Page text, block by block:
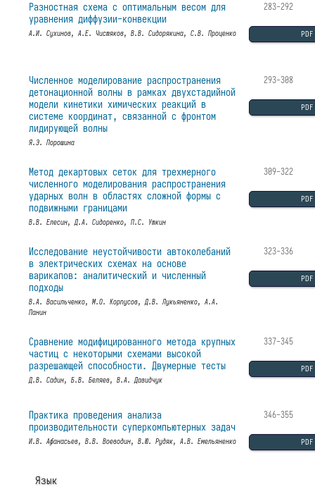
283-292
PDF
Разностная схема с оптимальным весом для
уравнения диффузии-конвекции
А.И. Сухинов, А.Е. Чистяков, В.В. Сидорякина, С.В. Проценко
293-308
PDF
Численное моделирование распространения
детонационной волны в рамках двухстадийной
модели кинетики химических реакций в
системе координат, связанной с фронтом
лидирующей волны
Я.Э. Порошина
309-322
PDF
Метод декартовых сеток для трехмерного
численного моделирования распространения
ударных волн в областях сложной формы с
подвижными границами
В.В. Елесин, Д.А. Сидоренко, П.С. Уткин
323-336
PDF
Исследование неустойчивости автоколебаний
в электрических схемах на основе
варикапов: аналитический и численный
подходы
В.А. Васильченко, М.О. Корпусов, Д.В. Лукьяненко, А.А.
Панин
337-345
PDF
Сравнение модифицированного метода крупных
частиц с некоторыми схемами высокой
разрешающей способности. Двумерные тесты
Д.В. Садин, Б.В. Беляев, В.А. Давидчук
346-355
PDF
Практика проведения анализа
производительности суперкомпьютерных задач
И.В. Афанасьев, В.В. Воеводин, В.Ю. Рудяк, А.В. Емельяненко
Язык